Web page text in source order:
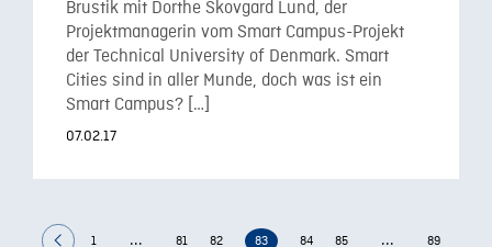
Brustik mit Dorthe Skovgard Lund, der
Projektmanagerin vom Smart Campus-Projekt
der Technical University of Denmark. Smart
Cities sind in aller Munde, doch was ist ein
Smart Campus? […]
07.02.17
1 ... 81 82 83 84 85 ... 89